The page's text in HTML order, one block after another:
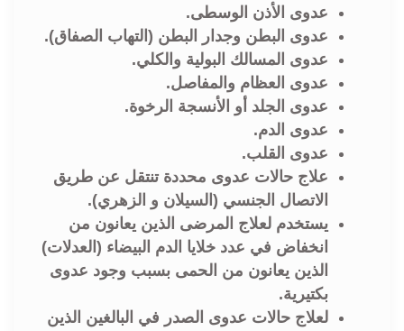
عدوى الأذن الوسطى.
عدوى البطن وجدار البطن (التهاب الصفاق).
عدوى المسالك البولية والكلي.
عدوى العظام والمفاصل.
عدوى الجلد أو الأنسجة الرخوة.
عدوى الدم.
عدوى القلب.
علاج حالات عدوى محددة تنتقل عن طريق
الاتصال الجنسي (السيلان و الزهري).
يستخدم لعلاج المرضى الذين يعانون من
انخفاض في عدد خلايا الدم البيضاء (العدلات)
الذين يعانون من الحمى بسبب وجود عدوى
بكتيرية.
لعلاج حالات عدوى الصدر في البالغين الذين